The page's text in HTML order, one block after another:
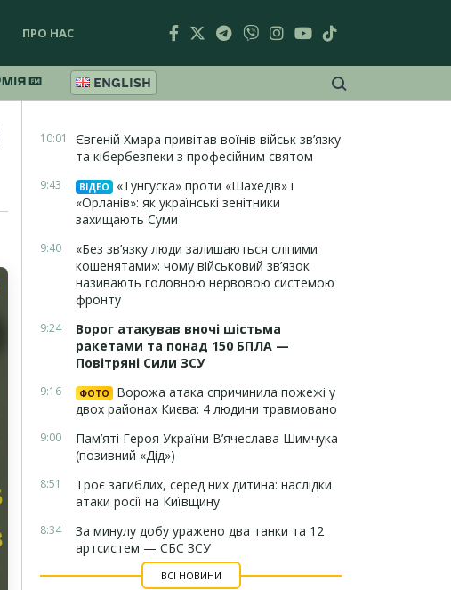
ПРО НАС
ENGLISH
10:01
Євгеній Хмара привітав воїнів військ зв’язку
та кібербезпеки з професійним святом
9:43 ВІДЕО
«Тунгуска» проти «Шахедів» і
«Орланів»: як українські зенітники
захищають Суми
9:40
«Без зв’язку люди залишаються сліпими
кошенятами»: чому військовий зв’язок
називають головною нервовою системою
фронту
9:24
Ворог атакував вночі шістьма
ракетами та понад 150 БПЛА —
Повітряні Сили ЗСУ
9:16 ФОТО
Ворожа атака спричинила пожежі у
двох районах Києва: 4 людини травмовано
9:00
Пам’яті Героя України В’ячеслава Шимчука
(позивний «Дід»)
8:51
Троє загиблих, серед них дитина: наслідки
атаки росії на Київщину
8:34
За минулу добу уражено два танки та 12
артсистем — СБС ЗСУ
ВСІ НОВИНИ